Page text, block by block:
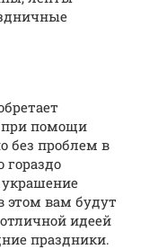
при помощи
без проблем в
украшение
этом вам будут
идеей
праздники.